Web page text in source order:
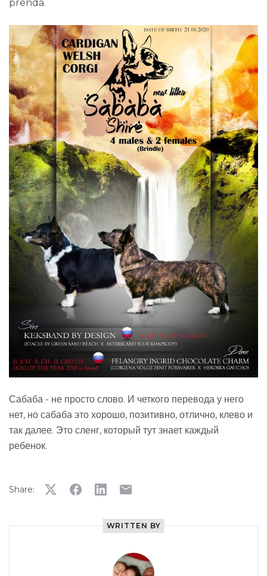
prenda.
Сабаба - не просто слово. И четкого перевода у него
нет, но сабаба это хорошо, позитивно, отлично, клево и
так далее. Это сленг, который тут знает каждый
ребенок.
Share:
WRITTEN BY